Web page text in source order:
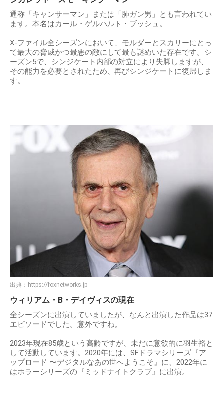
通称「キャンサーマン」または「肺ガン男」とも言われてい
ます。本名はカール・ゲルハルト・ブッシュ。
X-ファイル全シーズンにおいて、モルダーとスカリーにとっ
て最大の脅威かつ最悪の敵にして最も謎めいた存在です。シ
ーズン5で、シンジケート内部の対立により失脚しますが、
その能力を必要とされたため、再びシンジケートに復帰しま
す。
出典： https://foxnetworks.jp
ウィリアム・B・デイヴィスの現在
全シーズンに出演していましたが、なんと出演した作品は37
エピソードでした。意外ですね。
2023年現在85歳という高齢ですが、未だに意欲的に羽生裕と
して活動しています。2020年には、SFドラマシリーズ『ア
ップロード 〜デジタルなあの世へようこそ』に、2022年に
はホラーシリーズの『ミッドナイトクラブ』に出演。